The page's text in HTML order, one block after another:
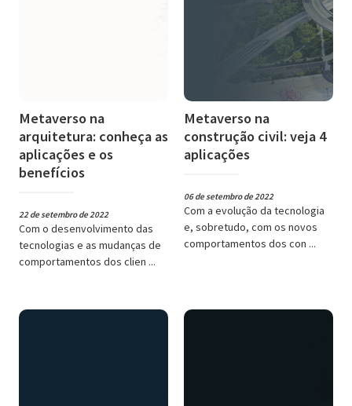
Metaverso na
arquitetura: conheça as
aplicações e os
benefícios
22 de setembro de 2022
Com o desenvolvimento das
tecnologias e as mudanças de
comportamentos dos clien ...
Metaverso na
construção civil: veja 4
aplicações
06 de setembro de 2022
Com a evolução da tecnologia
e, sobretudo, com os novos
comportamentos dos con ...